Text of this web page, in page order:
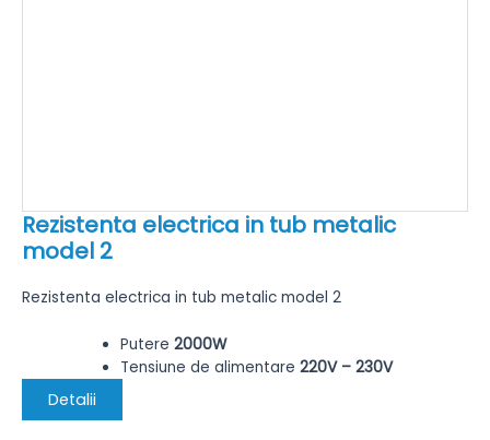
Rezistenta electrica in tub metalic
model 2
Rezistenta electrica in tub metalic model 2
Putere 2000W
Tensiune de alimentare 220V – 230V
Detalii